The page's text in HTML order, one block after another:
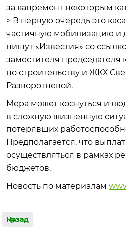
за капремонт некоторым
> В первую очередь это
частичную мобилизацию и
пишут «Известия» со
заместителя председателя
по строительству и ЖКХ
Разворотневой.
Мера может коснуться и
в сложную жизненную
потерявших
Предполагается, что
осуществляться в рамках
бюджетов.
Новость по материалам
Назад